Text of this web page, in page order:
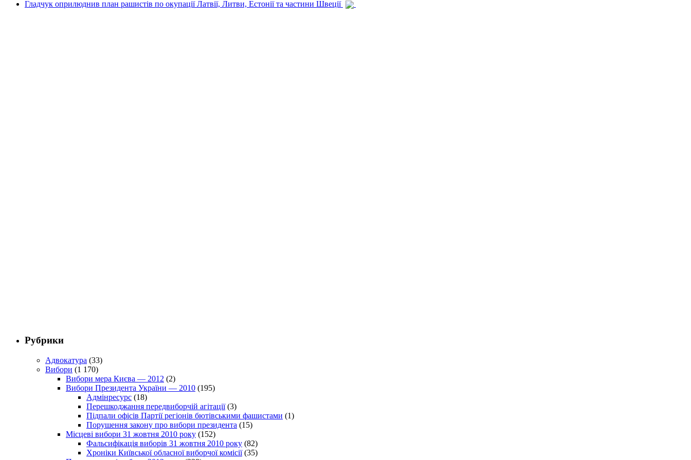
Гладчук оприлюднив план рашистів по окупації Латвії, Литви, Естонії та частини Швеції
Рубрики
Адвокатура (33)
Вибори (1 170)
Вибори мера Києва — 2012 (2)
Вибори Президента України — 2010 (195)
Адмінресурс (18)
Перешкоджання передвиборчій агітації(3)
Підпали офісів Партії регіонів бютівськими фашистами (1)
Порушення закону про вибори президента (15)
Місцеві вибори 31 жовтня 2010 року (152)
Фальсифікація виборів 31 жовтня 2010 року (82)
Хроніки Київської обласної виборчої комісії(35)